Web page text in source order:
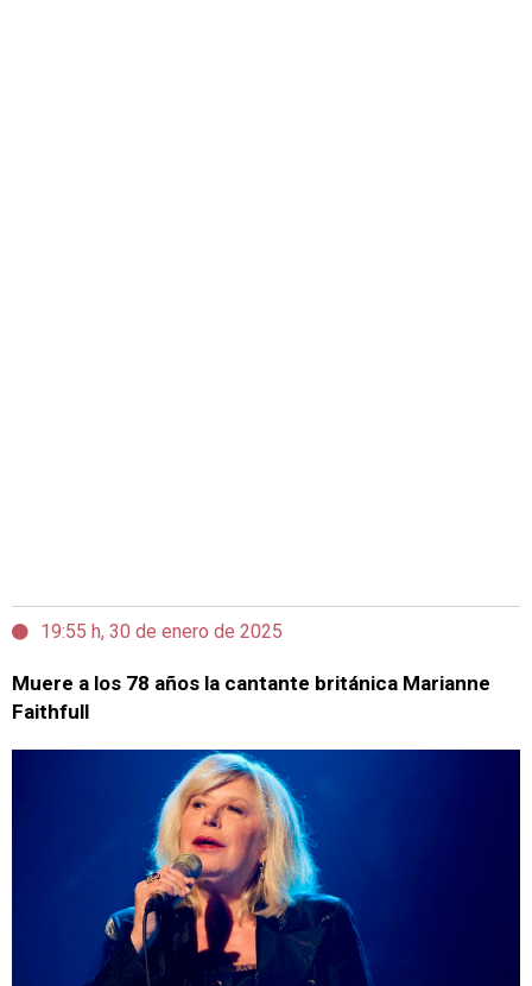
19:55 h, 30 de enero de 2025
Muere a los 78 años la cantante británica Marianne
Faithfull